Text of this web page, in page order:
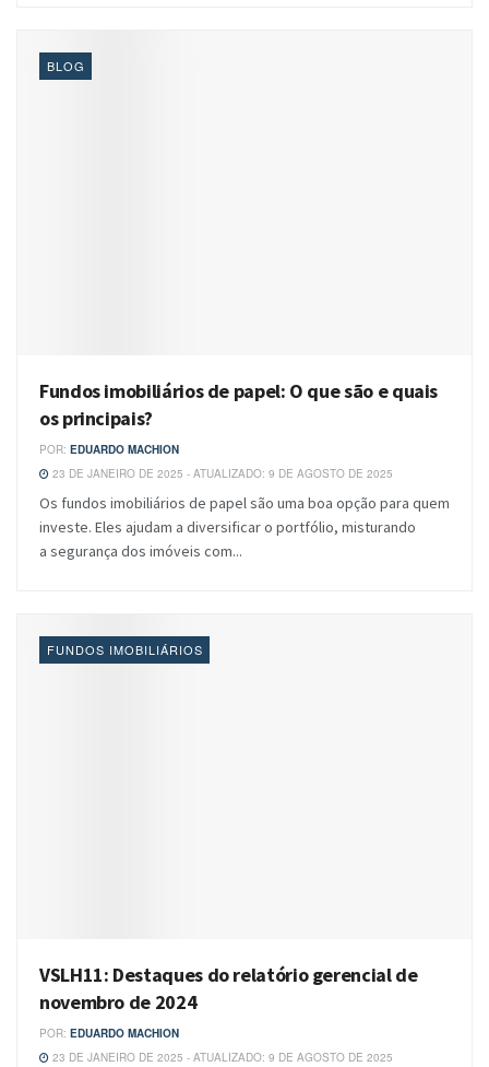
BLOG
Fundos imobiliários de papel: O que são e quais
os principais?
POR: EDUARDO MACHION
23 DE JANEIRO DE 2025 - ATUALIZADO: 9 DE AGOSTO DE 2025
Os fundos imobiliários de papel são uma boa opção para quem
investe. Eles ajudam a diversificar o portfólio, misturando
a segurança dos imóveis com...
FUNDOS IMOBILIÁRIOS
VSLH11: Destaques do relatório gerencial de
novembro de 2024
POR: EDUARDO MACHION
23 DE JANEIRO DE 2025 - ATUALIZADO: 9 DE AGOSTO DE 2025